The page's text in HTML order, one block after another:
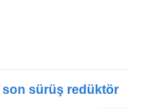
son sürüş redüktör